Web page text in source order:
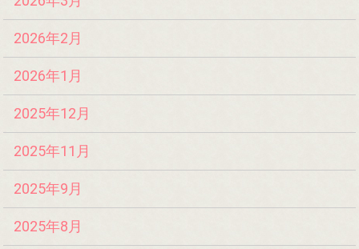
2026年2月
2026年1月
2025年12月
2025年11月
2025年9月
2025年8月